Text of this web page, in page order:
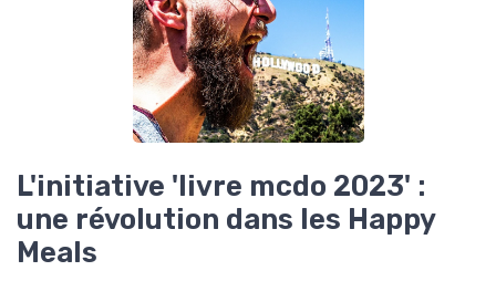
L'initiative 'livre mcdo 2023' :
une révolution dans les Happy
Meals